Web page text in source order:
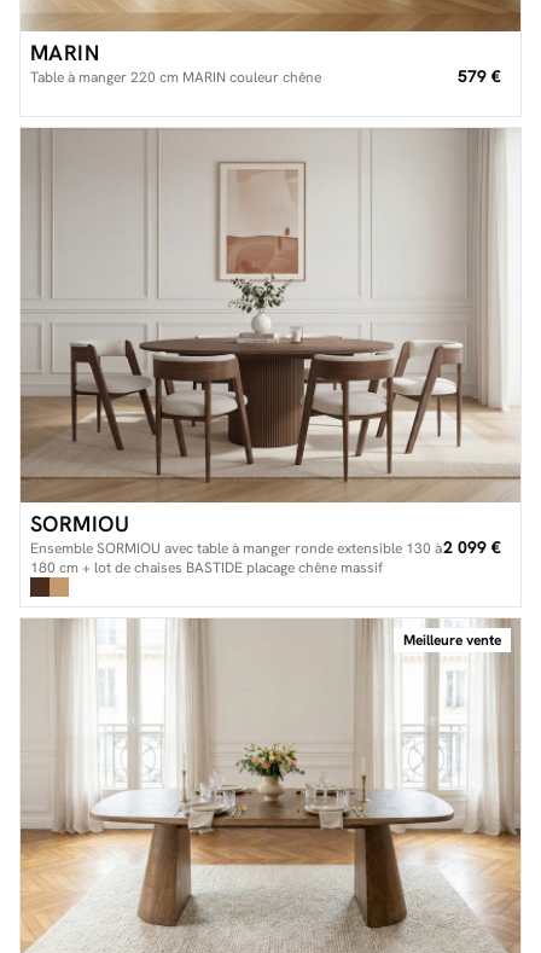
MARIN
Table à manger 220 cm MARIN couleur chêne 579 €
SORMIOU
Ensemble SORMIOU avec table à manger ronde extensible 130 à
180 cm + lot de chaises BASTIDE placage chêne massif
2 099 €
Meilleure vente